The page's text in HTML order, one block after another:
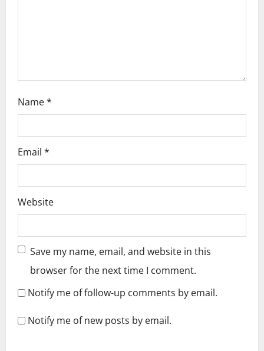
Name*
Email *
Website
Save my name, email, and website in this
browser for the next time I comment.
Notify me of follow-up comments by email.
Notify me of new posts by email.